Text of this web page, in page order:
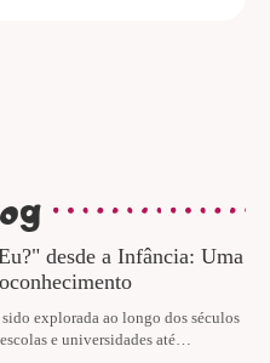
desde a Infância: Uma
explorada ao longo dos séculos
e universidades até…